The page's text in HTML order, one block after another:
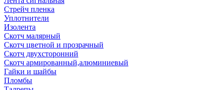
Стрейч пленка
Уплотнители
Изолента
Скотч малярный
Скотч цветной и прозрачный
Скотч двухсторонний
Скотч армированный,алюминиевый
Гайки и шайбы
Пломбы